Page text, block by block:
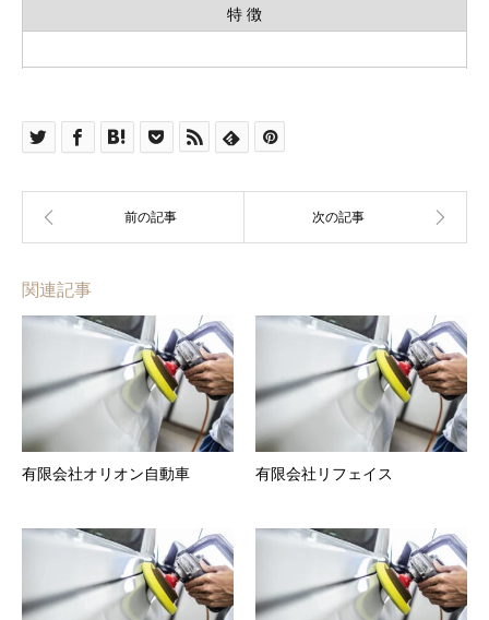
特 徴
関連記事
有限会社オリオン自動車 有限会社リフェイス